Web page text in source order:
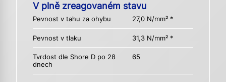
V plně zreagovaném stavu
Pevnost v tahu za ohybu 27,0 N/mm² *
Pevnost v tlaku 31,3 N/mm² *
Tvrdost dle Shore D po 28
dnech
65